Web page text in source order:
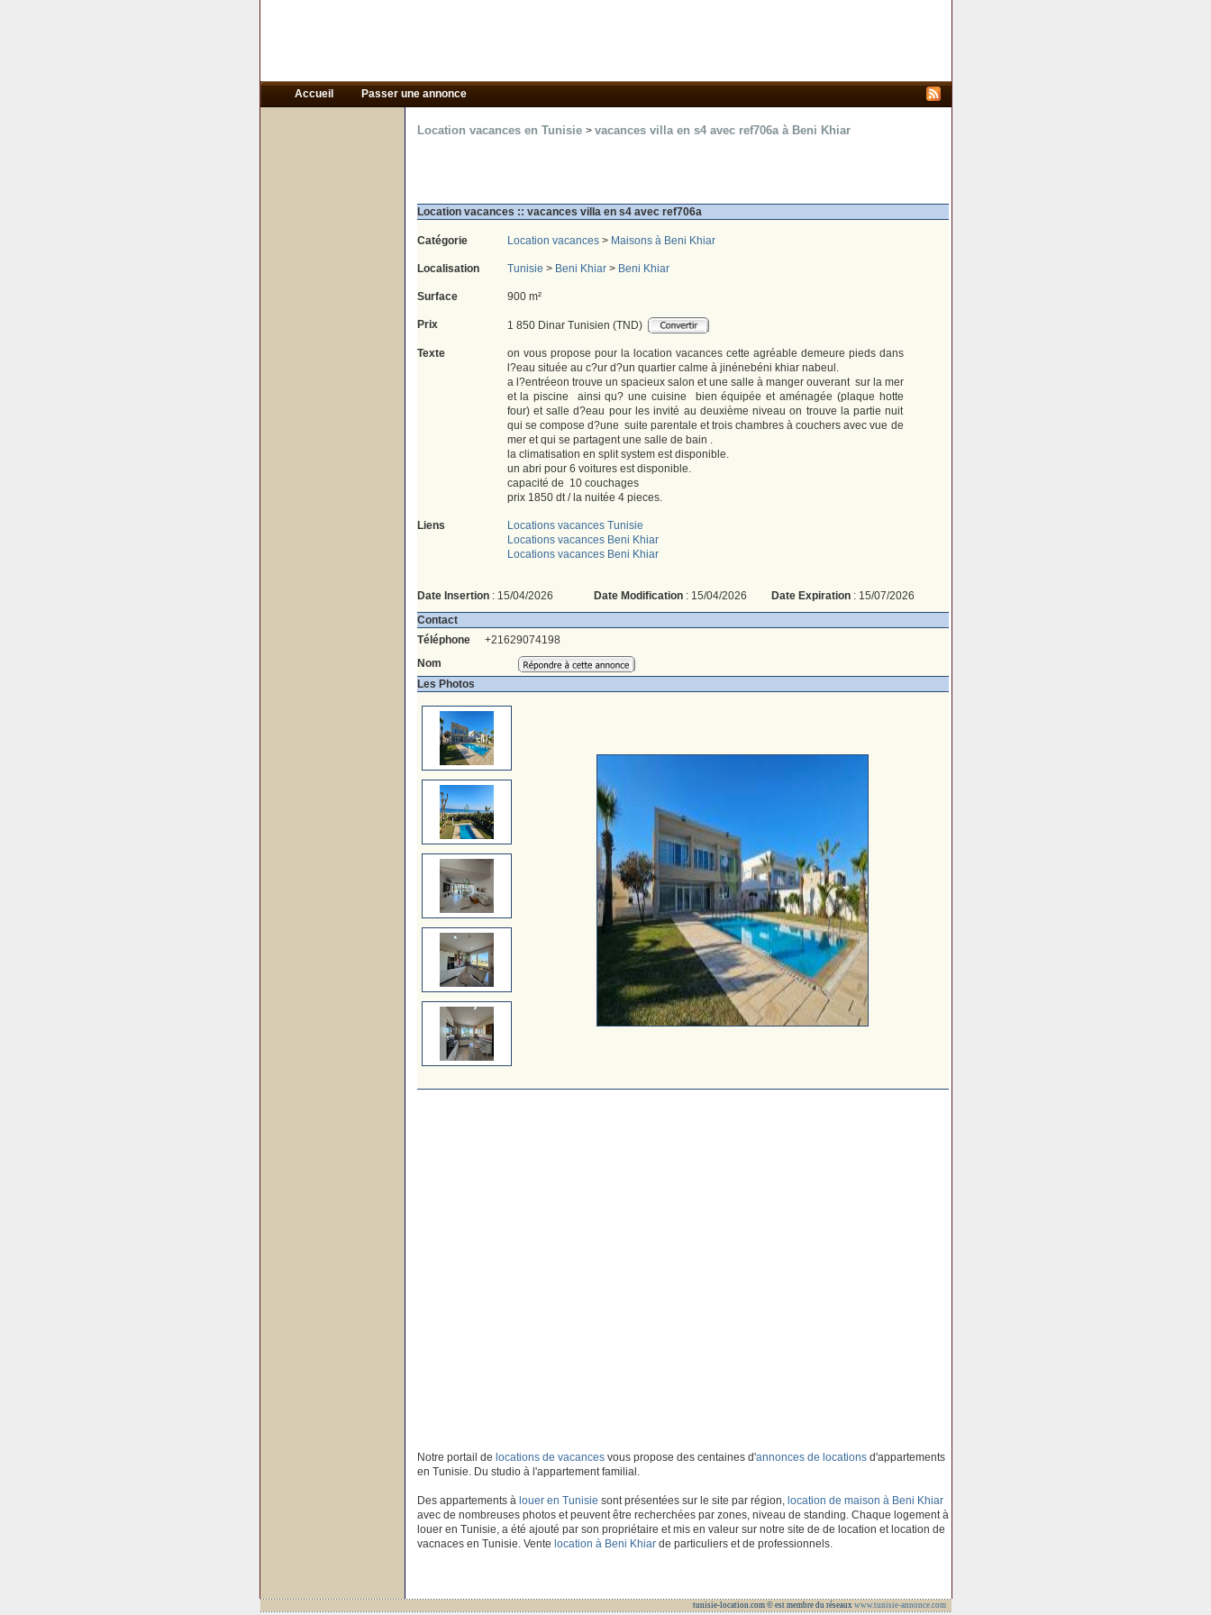
Accueil Passer une annonce
Location vacances en Tunisie > vacances villa en s4 avec ref706a à Beni Khiar
Location vacances :: vacances villa en s4 avec ref706a
Catégorie Location vacances> Maisons à Beni Khiar
Localisation Tunisie > Beni Khiar> Beni Khiar
Surface 900 m²
Prix 1 850 Dinar Tunisien (TND)
Texte
on vous propose pour la location vacances cette agréable demeure pieds dans
l?eau située au c?ur d?un quartier calme à jinénebéni khiar nabeul.
a l?entréeon trouve un spacieux salon et une salle à manger ouverant sur la mer
et la piscine ainsi qu? une cuisine bien équipée et aménagée (plaque hotte
four) et salle d?eau pour les invité au deuxième niveau on trouve la partie nuit
qui se compose d?une suite parentale et trois chambres à couchers avec vue de
mer et qui se partagent une salle de bain .
la climatisation en split system est disponible.
un abri pour 6 voitures est disponible.
capacité de 10 couchages
prix 1850 dt / la nuitée 4 pieces.
Liens
Locations vacances Tunisie
Locations vacances Beni Khiar
Locations vacances Beni Khiar
Date Insertion: 15/04/2026 Date Modification: 15/04/2026 Date Expiration: 15/07/2026
Contact
Téléphone
+21629074198
Nom
Les Photos
Notre portail de locations de vacances vous propose des centaines d'annonces de locationsd'appartements
en Tunisie. Du studio à l'appartement familial.
Des appartements à louer en Tunisie sont présentées sur le site par région, location de maison à Beni Khiar
avec de nombreuses photos et peuvent être recherchées par zones, niveau de standing. Chaque logement à
louer en Tunisie, a été ajouté par son propriétaire et mis en valeur sur notre site de de location et location de
vacnaces en Tunisie. Vente location à Beni Khiarde particuliers et de professionnels.
tunisie-location.com © est membre du réseaux www.tunisie-annonce.com